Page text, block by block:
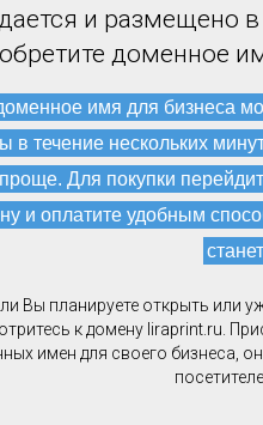
и размещено
доменное
имя для бизнеса
в течение нескольких
Для покупки
и оплатите удобным
Вы планируете открыть или
к домену liraprint.ru.
имен для своего бизнеса,